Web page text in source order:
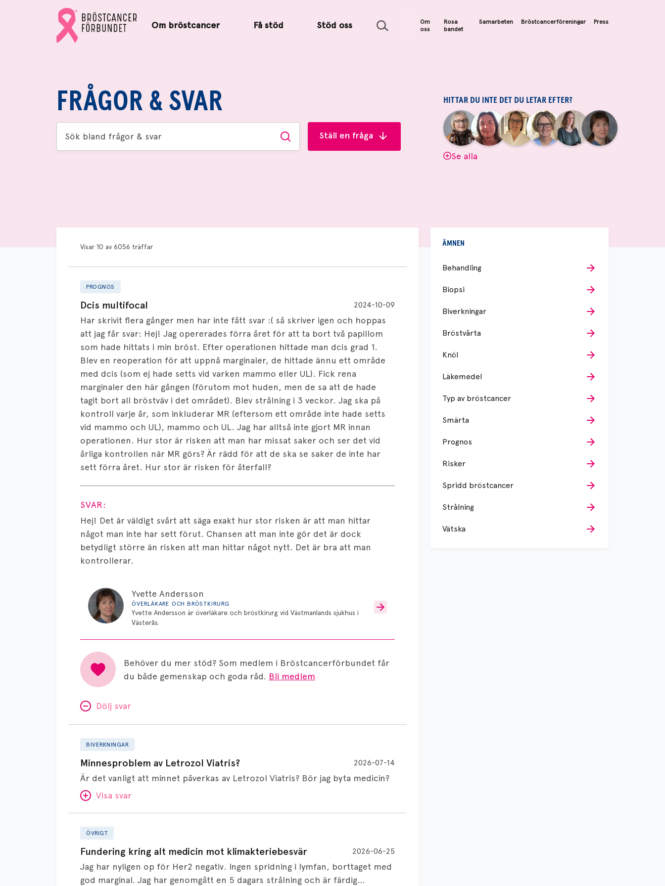
Gå
till
Bröstcancerförbundets
Om bröstcancer Få stöd Stöd oss
Sök
Om
oss
Rosa
bandet
Samarbeten Bröstcancerföreningar Press
startsida
FRÅGOR & SVAR
Sök
bland
Sök Ställ en fråga
HITTAR DU INTE DET DU LETAR EFTER?
Aina
Johnsson
|
Anne
Andersson
|
Fredrika
Killander
|
Jeanette
Bäcklund
|
Maria
Edegran
|
Yvette
Andersson
Se alla
Visar 10 av 6056 träffar
PROGNOS
Dcis multifocal 2024-10-09
Har skrivit flera gånger men har inte fått svar :( så skriver igen och hoppas
att jag får svar: Hej! Jag opererades förra året för att ta bort två papillom
som hade hittats i min bröst. Efter operationen hittade man dcis grad 1.
Blev en reoperation för att uppnå marginaler, de hittade ännu ett område
med dcis (som ej hade setts vid varken mammo eller UL). Fick rena
marginaler den här gången (förutom mot huden, men de sa att de hade
tagit bort all bröstväv i det området). Blev strålning i 3 veckor. Jag ska på
kontroll varje år, som inkluderar MR (eftersom ett område inte hade setts
vid mammo och UL), mammo och UL. Jag har alltså inte gjort MR innan
operationen. Hur stor är risken att man har missat saker och ser det vid
årliga kontrollen när MR görs? Är rädd för att de ska se saker de inte har
sett förra året. Hur stor är risken för återfall?
Visa svar
SVAR:
Hej! Det är väldigt svårt att säga exakt hur stor risken är att man hittar
något man inte har sett förut. Chansen att man inte gör det är dock
betydligt större än risken att man hittar något nytt. Det är bra att man
kontrollerar.
Yvette Andersson
ÖVERLÄKARE OCH BRÖSTKIRURG
Yvette Andersson är överläkare och bröstkirurg vid Västmanlands sjukhus i
Västerås.
Behöver du mer stöd? Som medlem i Bröstcancerförbundet får
du både gemenskap och goda råd. Bli medlem
Dölj svar
BIVERKNINGAR
Minnesproblem av Letrozol Viatris? 2026-07-14
Är det vanligt att minnet påverkas av Letrozol Viatris? Bör jag byta medicin?
Visa svar
SVAR:
Hej. Oavsett vilken hormonsänkande behandling (men även cytostatika) man
får så kan en del uppleva negativ påverkan på minnet. Prata din läkare och
hör om ni kanske kan byta till annat märke eller annan aromatashämmare.
Letrozol
Viatris?
ÖVRIGT
Fundering kring alt medicin mot klimakteriebesvär 2026-06-25
Jag har nyligen op för Her2 negativ. Ingen spridning i lymfan, borttaget med
god marginal. Jag har genomgått en 5 dagars strålning och är färdig
kring
mot
ÄMNEN
Behandling
Biopsi
Biverkningar
Bröstvårta
Knöl
Läkemedel
Typ av bröstcancer
Smärta
Prognos
Risker
Spridd bröstcancer
Strålning
Vätska